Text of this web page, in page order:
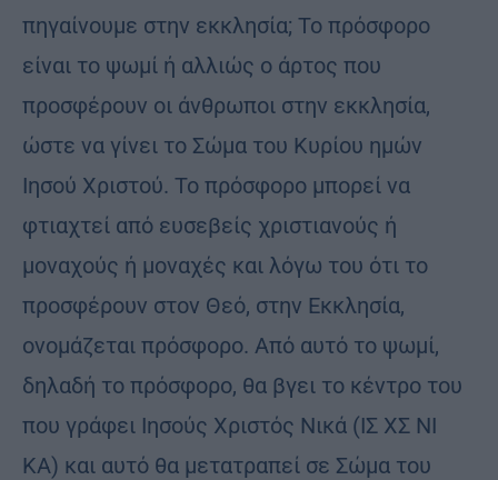
πηγαίνουμε στην εκκλησία; Το πρόσφορο
είναι το ψωμί ή αλλιώς ο άρτος που
προσφέρουν οι άνθρωποι στην εκκλησία,
ώστε να γίνει το Σώμα του Κυρίου ημών
Ιησού Χριστού. Το πρόσφορο μπορεί να
φτιαχτεί από ευσεβείς χριστιανούς ή
μοναχούς ή μοναχές και λόγω του ότι το
προσφέρουν στον Θεό, στην Εκκλησία,
ονομάζεται πρόσφορο. Από αυτό το ψωμί,
δηλαδή το πρόσφορο, θα βγει το κέντρο του
που γράφει Ιησούς Χριστός Νικά (ΙΣ ΧΣ ΝΙ
ΚΑ) και αυτό θα μετατραπεί σε Σώμα του